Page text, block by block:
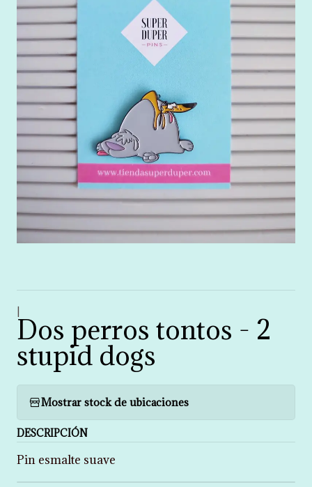
Dos perros tontos - 2
stupid dogs
Mostrar stock de ubicaciones
DESCRIPCIÓN
Pin esmalte suave